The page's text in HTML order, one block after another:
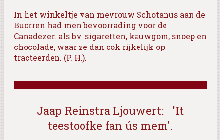
In het winkeltje van mevrouw Schotanus aan de
Buorren had men bevoorrading voor de
Canadezen als bv. sigaretten, kauwgom, snoep en
chocolade, waar ze dan ook rijkelijk op
tracteerden. (P. H.).
Jaap Reinstra Ljouwert:
'It
teestoofke fan ús mem'.